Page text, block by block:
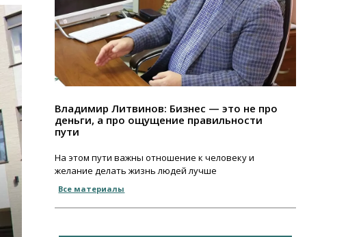
Владимир Литвинов: Бизнес — это не про
деньги, а про ощущение правильности
пути
На этом пути важны отношение к человеку и
желание делать жизнь людей лучше
Все материалы